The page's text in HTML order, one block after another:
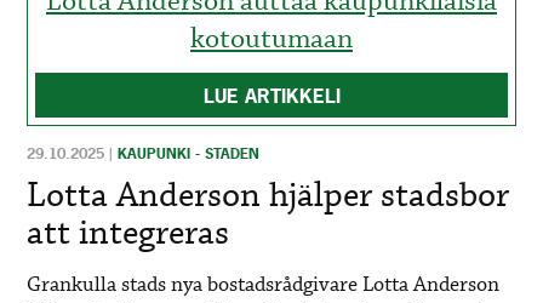
kotoutumaan
LUE ARTIKKELI
29.10.2025 |KAUPUNKI - STADEN
Lotta Anderson hjälper stadsbor
att integreras
Grankulla stads nya bostadsrådgivare Lotta Anderson